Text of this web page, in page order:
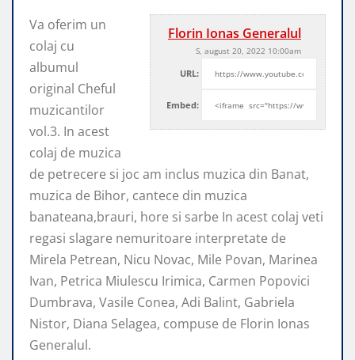
Florin Ionas Generalul
S, august 20, 2022 10:00am
URL:
Embed:
Va oferim un
colaj cu
albumul
original Cheful
muzicantilor
vol.3. In acest
colaj de muzica
de petrecere si joc am inclus muzica din Banat,
muzica de Bihor, cantece din muzica
banateana,brauri, hore si sarbe In acest colaj veti
regasi slagare nemuritoare interpretate de
Mirela Petrean, Nicu Novac, Mile Povan, Marinea
Ivan, Petrica Miulescu Irimica, Carmen Popovici
Dumbrava, Vasile Conea, Adi Balint, Gabriela
Nistor, Diana Selagea, compuse de Florin Ionas
Generalul.